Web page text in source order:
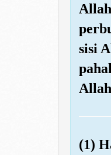
sisi
(1)